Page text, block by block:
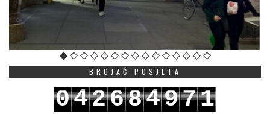
BROJAČ POSJETA
042684971